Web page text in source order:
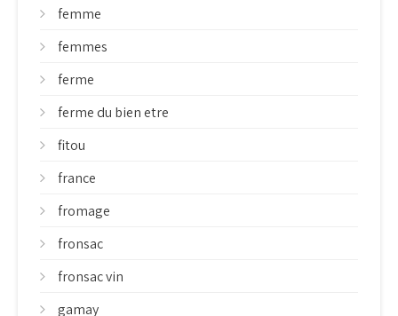
femme
femmes
ferme
ferme du bien etre
fitou
france
fromage
fronsac
fronsac vin
gamay